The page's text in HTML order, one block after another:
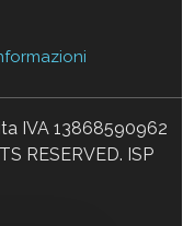
IVA 13868590962
RESERVED. ISP